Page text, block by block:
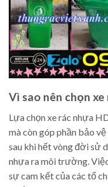
Vì sao nên chọn xe
Lựa chọn xe rác nhựa
mà còn góp phần bảo
sau khi hết vòng đời sử
nhựa ra môi trường.
sự cam kết của các tổ